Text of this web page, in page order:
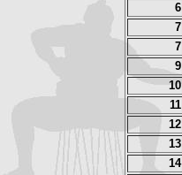
6
7
7
9
10
11
12
13
14